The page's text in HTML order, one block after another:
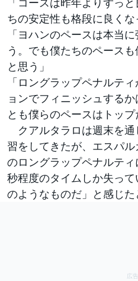
ちの安定性も格段に良くな
「ヨハンのペースは本当
う。でも僕たちのペース
と思う」
「ロングラップペナルテ
ョンでフィニッシュする
とも僕らのペースはトップ
クアルタラロは週末を通
習をしてきたが、エスパ
のロングラップペナルテ
秒程度のタイムしか失っ
のようなものだ」と感じた